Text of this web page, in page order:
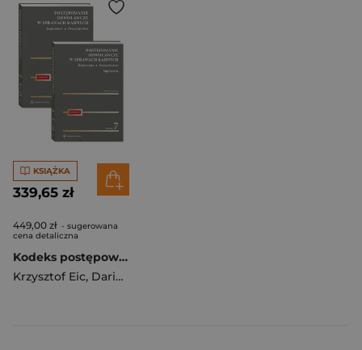
KSIĄŻKA
339,65 zł
449,00 zł - sugerowana
cena detaliczna
Kodeks postępowania karnego. Komentarz T.1-2 w.7
Krzysztof Eic, Dariusz Świecki